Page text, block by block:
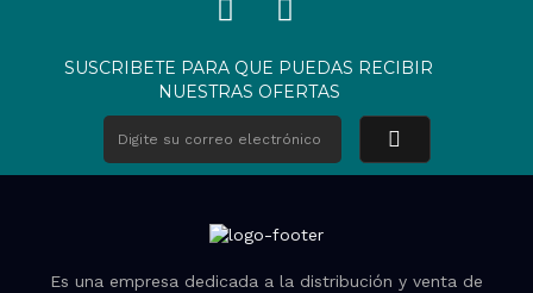
SUSCRIBETE PARA QUE PUEDAS RECIBIR
NUESTRAS OFERTAS
Es una empresa dedicada a la distribución y venta de